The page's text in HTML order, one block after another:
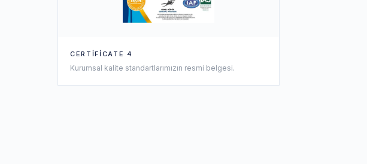
CERTIFICATE 4
Kurumsal kalite standartlarımızın resmi belgesi.